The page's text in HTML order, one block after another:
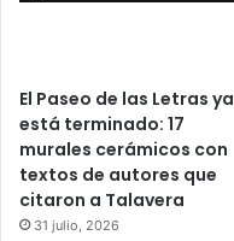
El Paseo de las Letras ya
está terminado: 17
murales cerámicos con
textos de autores que
citaron a Talavera
31 julio, 2026